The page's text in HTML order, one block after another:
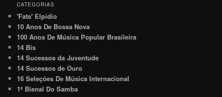
CATEGORIAS
'Fats' Elpidio
10 Anos De Bossa Nova
100 Anos De Música Popular Brasileira
14 Bis
14 Sucessos da Juventude
14 Sucessos de Ouro
16 Seleções De Música Internacional
1ª Bienal Do Samba